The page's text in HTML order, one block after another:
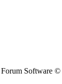
Software